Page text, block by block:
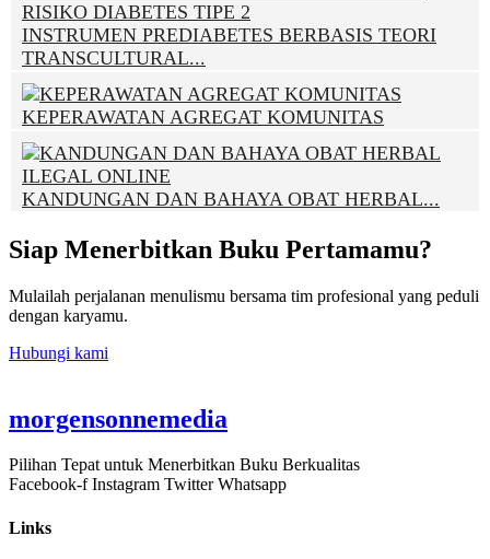
INSTRUMEN PREDIABETES BERBASIS TEORI
TRANSCULTURAL...
KEPERAWATAN AGREGAT KOMUNITAS
KANDUNGAN DAN BAHAYA OBAT HERBAL...
Siap Menerbitkan Buku Pertamamu?
Mulailah perjalanan menulismu bersama tim profesional yang peduli
dengan karyamu.
Hubungi kami
morgensonnemedia
Pilihan Tepat untuk Menerbitkan Buku Berkualitas
Facebook-f Instagram Twitter Whatsapp
Links